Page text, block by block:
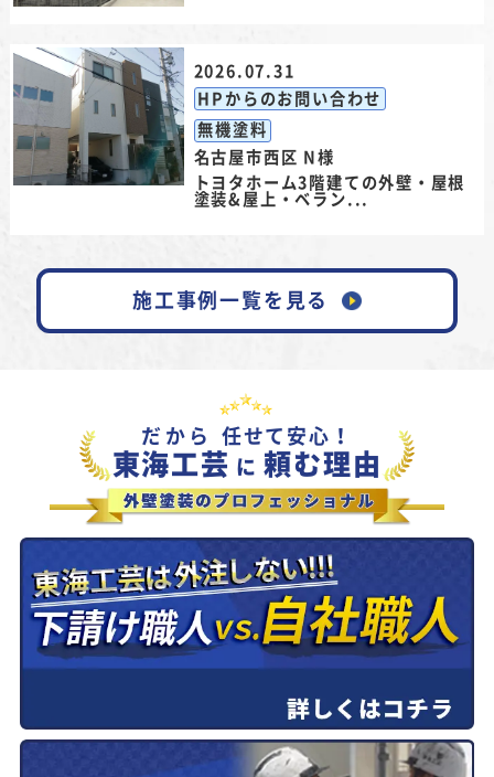
2026.07.31
HPからのお問い合わせ
無機塗料
名古屋市西区 N様
トヨタホーム3階建ての外壁・屋根
塗装&屋上・ベラン...
施工事例一覧を見る
だから 任せて安心！
東海工芸 に 頼む理由